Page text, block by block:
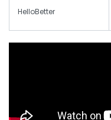
HelloBetter